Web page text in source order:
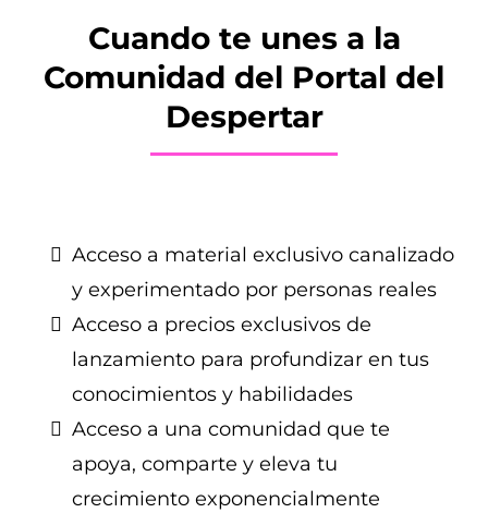
Cuando te unes a la
Comunidad del Portal del
Despertar
Acceso a material exclusivo canalizado
y experimentado por personas reales
Acceso a precios exclusivos de
lanzamiento para profundizar en tus
conocimientos y habilidades
Acceso a una comunidad que te
apoya, comparte y eleva tu
crecimiento exponencialmente